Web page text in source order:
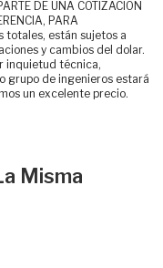
DE UNA COTIZACIÓN
PARA
totales, están sujetos a
y cambios del dolar.
inquietud técnica,
grupo de ingenieros estará
un excelente precio.
Misma